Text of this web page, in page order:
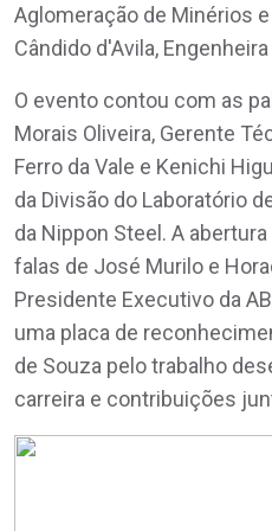
Aglomeração de Minérios
Cândido d'Avila,
O evento contou com as
Morais Oliveira, Gerente
Ferro da Vale e Kenichi
da Divisão do Laboratório
da Nippon Steel. A
falas de José Murilo e
Presidente Executivo da
uma placa de
de Souza pelo trabalho
carreira e contribuições